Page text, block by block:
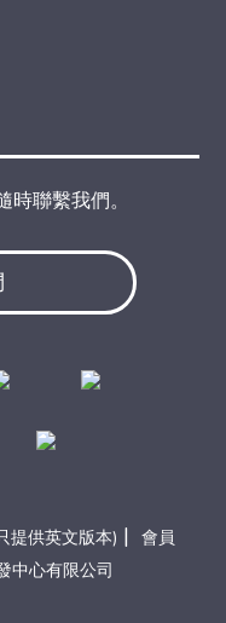
聯繫我們。
提供英文版本) | 會員
中心有限公司